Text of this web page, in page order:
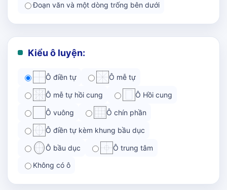
Đoạn văn và một dòng trống bên dưới
Kiểu ô luyện:
Ô điền tự Ô mễ tự
Ô mễ tự hồi cung Ô Hồi cung
Ô vuông Ô chín phần
Ô điền tự kèm khung bầu dục
Ô bầu dục Ô trung tâm
Không có ô